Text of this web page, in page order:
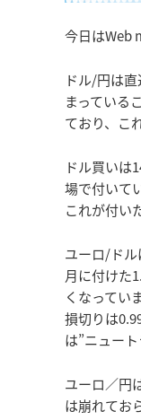
今日はWeb
ドル/円は
まっている
ており、こ
ドル買いは
場で付いて
これが付い
ユーロ/ド
月に付けた
くなってい
損切りは
は”ニュー
ユーロ／円
は崩れてお